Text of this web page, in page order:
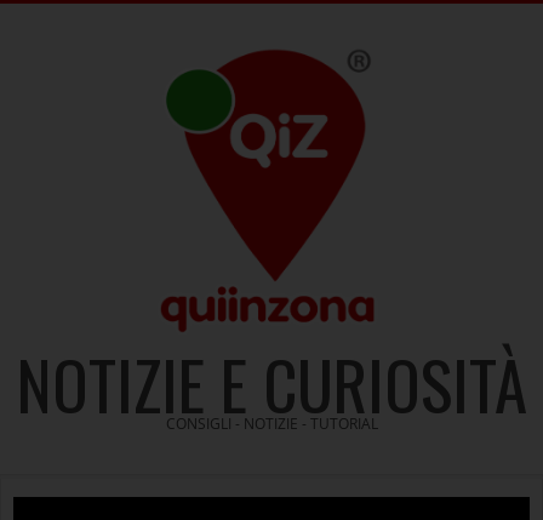
NOTIZIE E CURIOSITÀ
CONSIGLI - NOTIZIE - TUTORIAL